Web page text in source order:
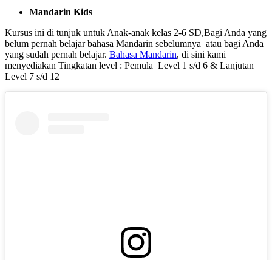
Mandarin Kids
Kursus ini di tunjuk untuk Anak-anak kelas 2-6 SD,Bagi Anda yang
belum pernah belajar bahasa Mandarin sebelumnya atau bagi Anda
yang sudah pernah belajar. Bahasa Mandarin, di sini kami
menyediakan Tingkatan level : Pemula Level 1 s/d 6 & Lanjutan
Level 7 s/d 12